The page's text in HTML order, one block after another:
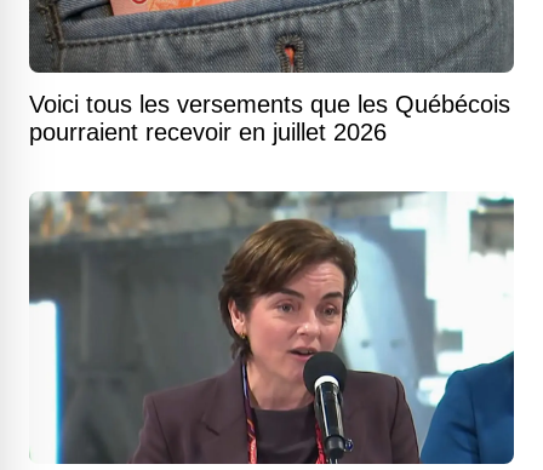
Voici tous les versements que les Québécois
pourraient recevoir en juillet 2026